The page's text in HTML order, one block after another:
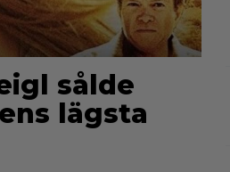
sålde
lägsta